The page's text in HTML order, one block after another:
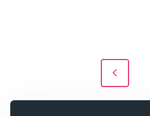
Navigation des articles